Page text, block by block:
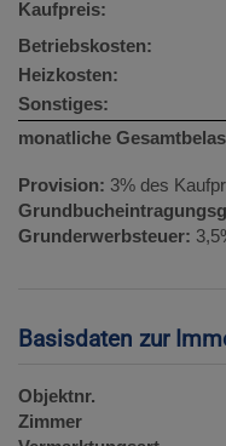
Kaufpreis:
Betriebskosten:
Heizkosten:
Sonstiges:
monatliche
Provision: 3% des
Grunderwerbsteuer:
Basisdaten zur
Objektnr.
Zimmer